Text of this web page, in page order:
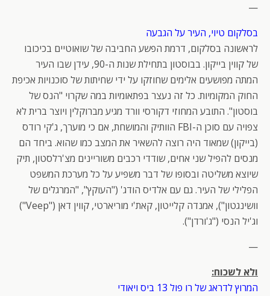
—
בסלקום טיוי, העיר על הגבעה
לראשונה בסלקום, דרמת הפשע החביבה של שואוטיים בכיכובו
של קווין בייקון. בבוסטון בתחילת שנות ה-90, עידן שבו העיר
המתה מפושעים אלימים שחוזקו על ידי שחיתות של סוכנויות אכיפת
החוק המקומיות. כל זה נעצר בפתאומיות במה שקרוי "הנס של
בוסטון". התובע המחוזי דקורסי וורד מגיע מברוקלין ויוצר ברית לא
צפויה עם סוכן ה-FBI הוותיק והמושחת, אם כי מוערך, ג'קי רודס
(בייקון) שמאוד היה רוצה להשאיר את המצב כמו שהוא. ביחד הם
מנסים להפיל שני אחים, שודדי רכבים משוריינים מצ'רלסטון, תיק
שיוצא משליטה ובסופו של דבר משפיע על כל מערכת המשפט
הפלילי של העיר. גם עם אלדיס הודג' ("העוקץ", "המרגלים של
וושינגטון"), אמנדה קלייטון, קאת'י מוריארטי, קווין דאן ("Veep")
וג'יל הנסי ("ג'ורדן").
—
ולא לשכוח:
המרוץ לדראג של רו פול 13 ביס ויאודי